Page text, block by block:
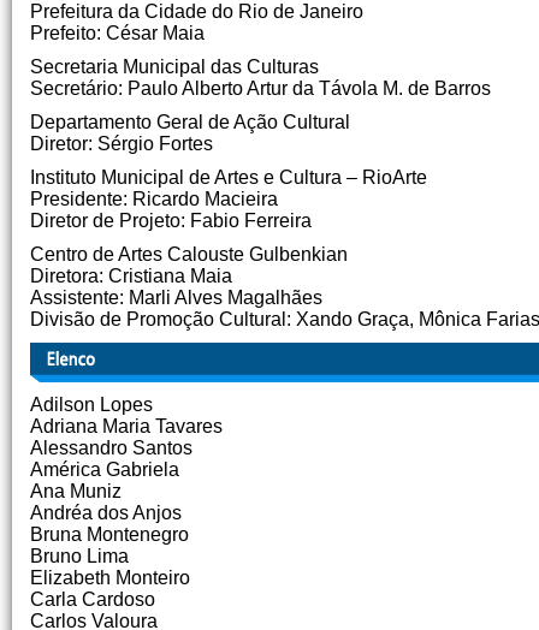
Prefeitura da Cidade do Rio de Janeiro
Prefeito: César Maia
Secretaria Municipal das Culturas
Secretário: Paulo Alberto Artur da Távola M. de Barros
Departamento Geral de Ação Cultural
Diretor: Sérgio Fortes
Instituto Municipal de Artes e Cultura – RioArte
Presidente: Ricardo Macieira
Diretor de Projeto: Fabio Ferreira
Centro de Artes Calouste Gulbenkian
Diretora: Cristiana Maia
Assistente: Marli Alves Magalhães
Divisão de Promoção Cultural: Xando Graça, Mônica Farias
Adilson Lopes
Adriana Maria Tavares
Alessandro Santos
América Gabriela
Ana Muniz
Andréa dos Anjos
Bruna Montenegro
Bruno Lima
Elizabeth Monteiro
Carla Cardoso
Carlos Valoura